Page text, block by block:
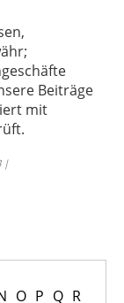
Beiträge
mit
|
O P Q R